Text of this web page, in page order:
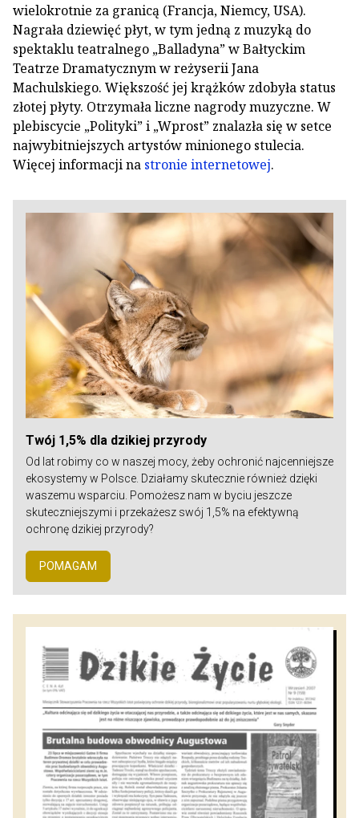
wielokrotnie za granicą (Francja, Niemcy, USA).
Nagrała dziewięć płyt, w tym jedną z muzyką do
spektaklu teatralnego „Balladyna” w Bałtyckim
Teatrze Dramatycznym w reżyserii Jana
Machulskiego. Większość jej krążków zdobyła status
złotej płyty. Otrzymała liczne nagrody muzyczne. W
plebiscycie „Polityki” i „Wprost” znalazła się w setce
najwybitniejszych artystów minionego stulecia.
Więcej informacji na stronie internetowej.
Twój 1,5% dla dzikiej przyrody
Od lat robimy co w naszej mocy, żeby ochronić najcenniejsze
ekosystemy w Polsce. Działamy skutecznie również dzięki
waszemu wsparciu. Pomożesz nam w byciu jeszcze
skuteczniejszymi i przekażesz swój 1,5% na efektywną
ochronę dzikiej przyrody?
POMAGAM